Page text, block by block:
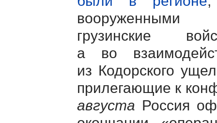
вооруженными
грузинские
а во
из Кодорского
прилегающие к
августа Россия